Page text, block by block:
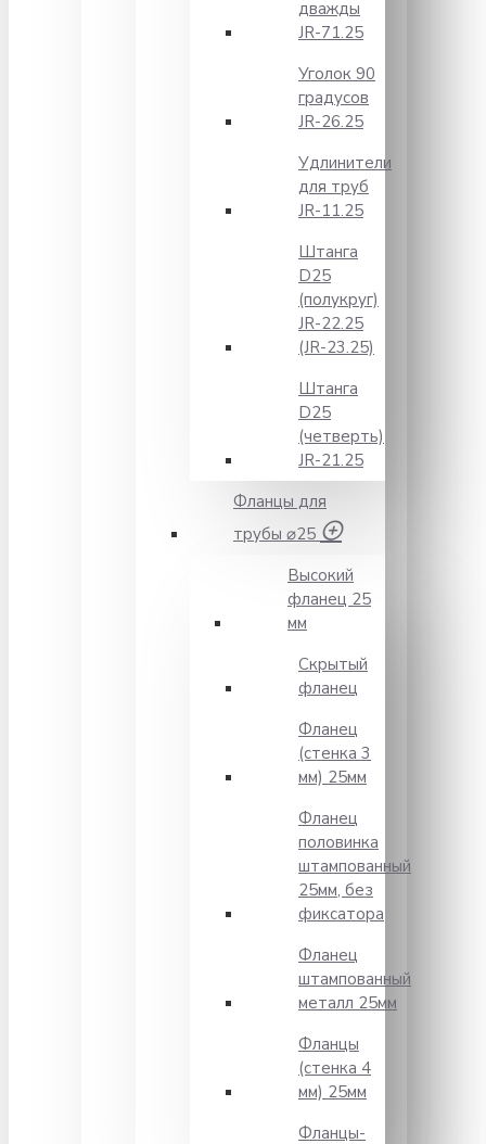
дважды
JR-71.25
Уголок 90
градусов
JR-26.25
Удлинители
для труб
JR-11.25
Штанга
D25
(полукруг)
JR-22.25
(JR-23.25)
Штанга
D25
(четверть)
JR-21.25
Фланцы для
трубы ⌀25
Высокий
фланец 25
мм
Скрытый
фланец
Фланец
(стенка 3
мм) 25мм
Фланец
половинка
штампованный
25мм, без
фиксатора
Фланец
штампованный
металл 25мм
Фланцы
(стенка 4
мм) 25мм
Фланцы-